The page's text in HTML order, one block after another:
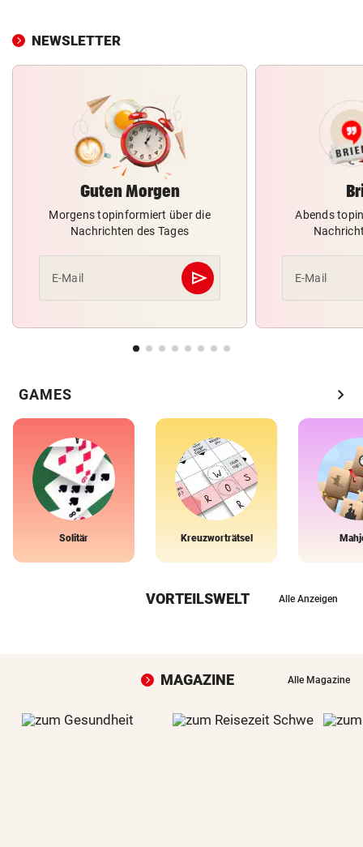
NEWSLETTER
Guten Morgen
Morgens topinformiert über die
Nachrichten des Tages
E-Mail send
Abschicken
Abends
E-Mail
GAMES chevron_right
Solitär Kreuzworträtsel
VORTEILSWELT Alle Anzeigen
MAGAZINE Alle Magazine